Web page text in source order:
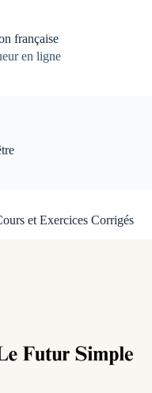
française
en ligne
et Exercices Corrigés